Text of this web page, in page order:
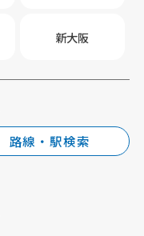
新大阪
路線・駅検索